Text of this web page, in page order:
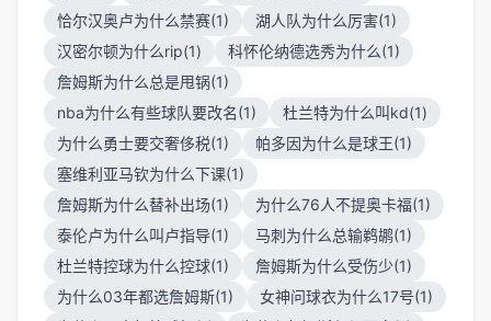
恰尔汉奥卢为什么禁赛(1)
湖人队为什么厉害(1)
汉密尔顿为什么rip(1)
科怀伦纳德选秀为什么(1)
詹姆斯为什么总是甩锅(1)
nba为什么有些球队要改名(1)
杜兰特为什么叫kd(1)
为什么勇士要交奢侈税(1)
帕多因为什么是球王(1)
塞维利亚马钦为什么下课(1)
詹姆斯为什么替补出场(1)
为什么76人不提奥卡福(1)
泰伦卢为什么叫卢指导(1)
马刺为什么总输鹈鹕(1)
杜兰特控球为什么控球(1)
詹姆斯为什么受伤少(1)
为什么03年都选詹姆斯(1)
女神问球衣为什么17号(1)